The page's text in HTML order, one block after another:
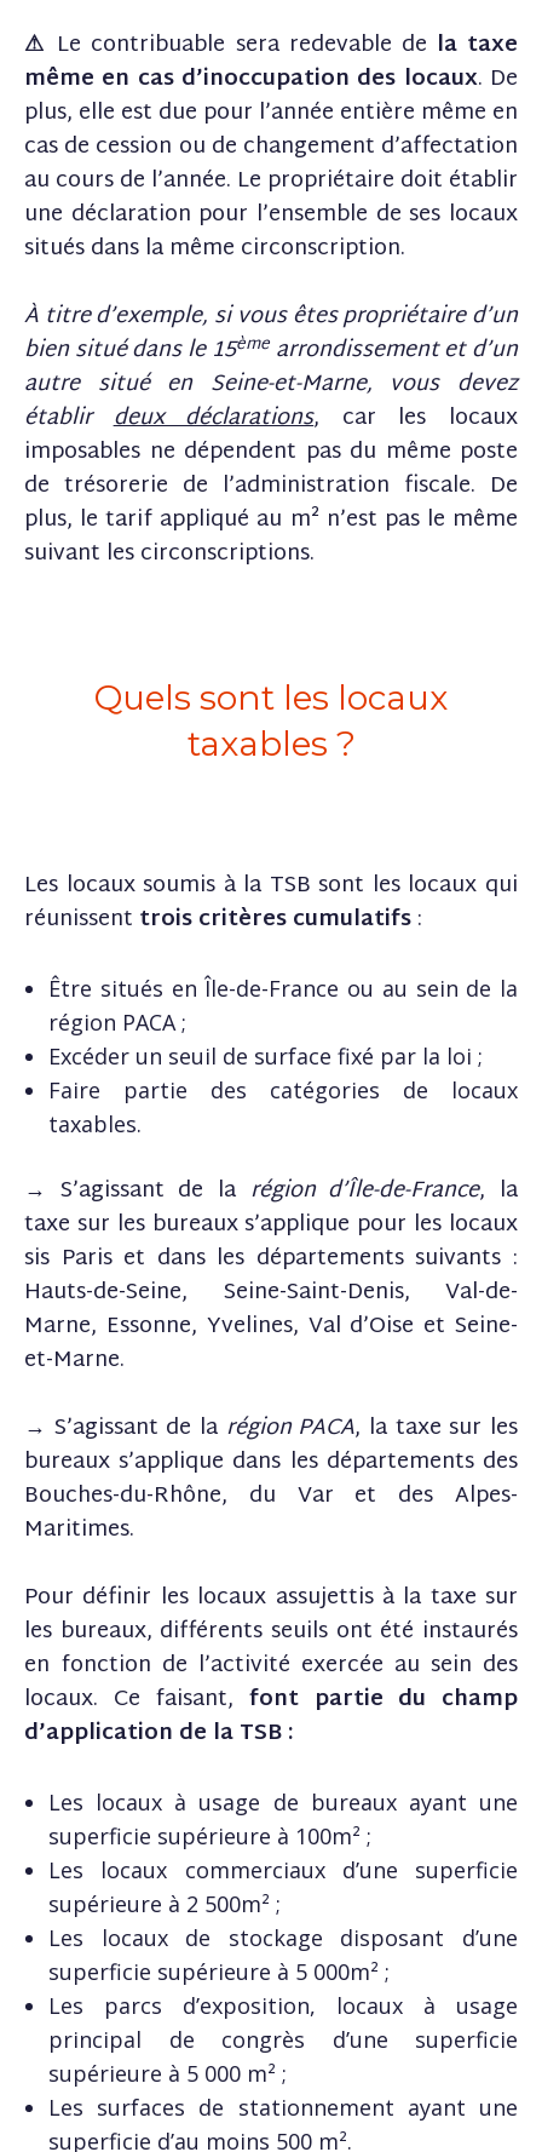
⚠ Le contribuable sera redevable de la taxe
même en cas d’inoccupation des locaux. De
plus, elle est due pour l’année entière même en
cas de cession ou de changement d’affectation
au cours de l’année. Le propriétaire doit établir
une déclaration pour l’ensemble de ses locaux
situés dans la même circonscription.
À titre d’exemple, si vous êtes propriétaire d’un
bien situé dans le 15èmearrondissement et d’un
autre situé en Seine-et-Marne, vous devez
établirdeux déclarations, car les locaux
imposables ne dépendent pas du même poste
de trésorerie de l’administration fiscale. De
plus, le tarif appliqué au m² n’est pas le même
suivant les circonscriptions.
Quels sont les locaux
taxables ?
Les locaux soumis à la TSB sont les locaux qui
réunissent trois critères cumulatifs:
Être situés en Île-de-France ou au sein de la
région PACA ;
Excéder un seuil de surface fixé par la loi ;
Faire partie des catégories de locaux
taxables.
→ S’agissant de la région d’Île-de-France, la
taxe sur les bureaux s’applique pour les locaux
sis Paris et dans les départements suivants :
Hauts-de-Seine, Seine-Saint-Denis, Val-de-
Marne, Essonne, Yvelines, Val d’Oise et Seine-
et-Marne.
→ S’agissant de la région PACA, la taxe sur les
bureaux s’applique dans les départements des
Bouches-du-Rhône, du Var et des Alpes-
Maritimes.
Pour définir les locaux assujettis à la taxe sur
les bureaux, différents seuils ont été instaurés
en fonction de l’activité exercée au sein des
locaux. Ce faisant, font partie du champ
d’application de la TSB :
Les locaux à usage de bureaux ayant une
superficie supérieure à 100m² ;
Les locaux commerciaux d’une superficie
supérieure à 2 500m² ;
Les locaux de stockage disposant d’une
superficie supérieure à 5 000m² ;
Les parcs d’exposition, locaux à usage
principal de congrès d’une superficie
supérieure à 5 000 m² ;
Les surfaces de stationnement ayant une
superficie d’au moins 500 m².